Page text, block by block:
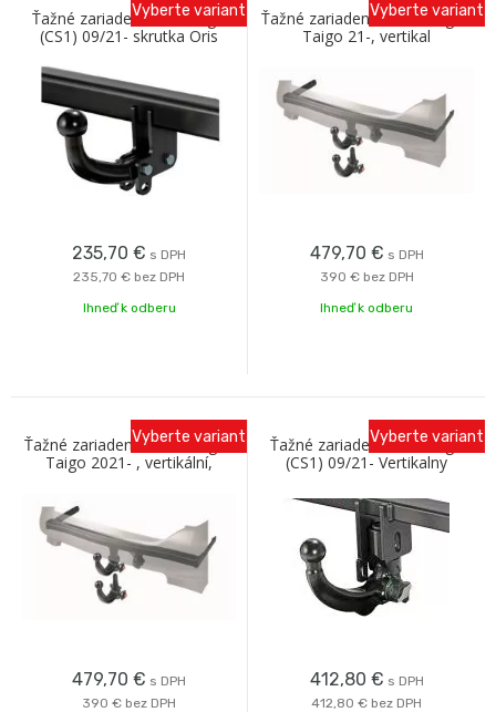
Ťažné zariadenie VW Taigo
(CS1) 09/21- skrutka Oris
235,70 € s DPH
235,70 € bez DPH
Vyberte variant
Ihneď k odberu
Ťažné zariadenie Volkswagen
Taigo 21-, vertikal
479,70 € s DPH
390 € bez DPH
Vyberte variant
Ihneď k odberu
Ťažné zariadenie Volkswagen
Taigo 2021- , vertikální,
479,70 € s DPH
390 € bez DPH
Vyberte variant
Ťažné zariadenie VW Taigo
(CS1) 09/21- Vertikalny
412,80 € s DPH
412,80 € bez DPH
Vyberte variant